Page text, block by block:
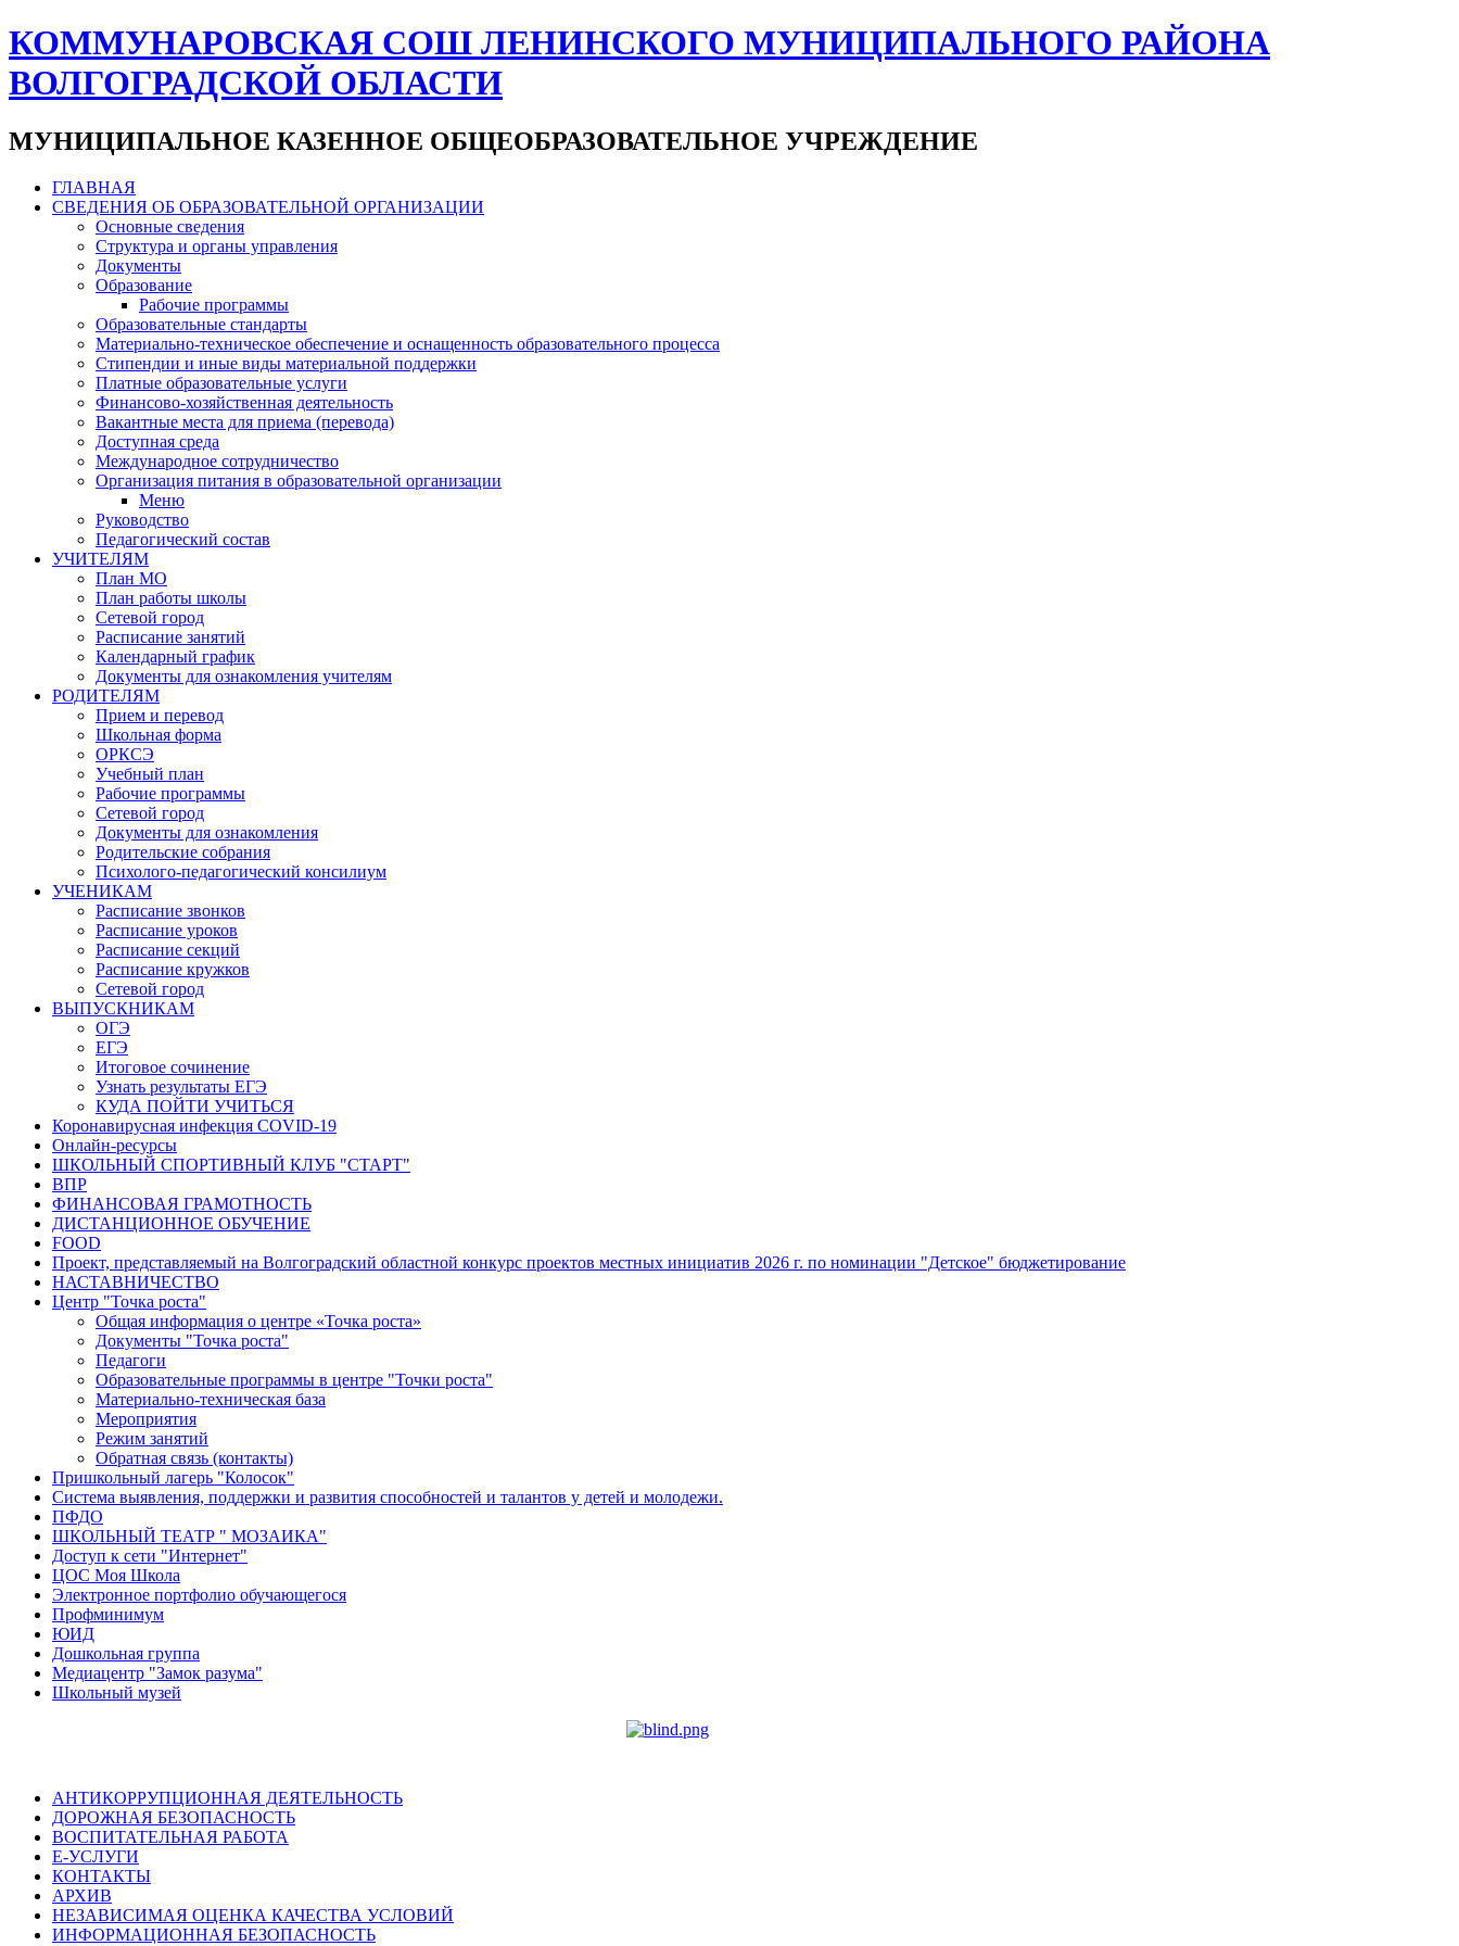
КОММУНАРОВСКАЯ СОШ ЛЕНИНСКОГО МУНИЦИПАЛЬНОГО РАЙОНА
ВОЛГОГРАДСКОЙ ОБЛАСТИ
МУНИЦИПАЛЬНОЕ КАЗЕННОЕ ОБЩЕОБРАЗОВАТЕЛЬНОЕ УЧРЕЖДЕНИЕ
ГЛАВНАЯ
СВЕДЕНИЯ ОБ ОБРАЗОВАТЕЛЬНОЙ ОРГАНИЗАЦИИ
Основные сведения
Структура и органы управления
Документы
Образование
Рабочие программы
Образовательные стандарты
Материально-техническое обеспечение и оснащенность образовательного процесса
Стипендии и иные виды материальной поддержки
Платные образовательные услуги
Финансово-хозяйственная деятельность
Вакантные места для приема (перевода)
Доступная среда
Международное сотрудничество
Организация питания в образовательной организации
Меню
Руководство
Педагогический состав
УЧИТЕЛЯМ
План МО
План работы школы
Сетевой город
Расписание занятий
Календарный график
Документы для ознакомления учителям
РОДИТЕЛЯМ
Прием и перевод
Школьная форма
ОРКСЭ
Учебный план
Рабочие программы
Сетевой город
Документы для ознакомления
Родительские собрания
Психолого-педагогический консилиум
УЧЕНИКАМ
Расписание звонков
Расписание уроков
Расписание секций
Расписание кружков
Сетевой город
ВЫПУСКНИКАМ
ОГЭ
ЕГЭ
Итоговое сочинение
Узнать результаты ЕГЭ
КУДА ПОЙТИ УЧИТЬСЯ
Коронавирусная инфекция COVID-19
Онлайн-ресурсы
ШКОЛЬНЫЙ СПОРТИВНЫЙ КЛУБ "СТАРТ"
ВПР
ФИНАНСОВАЯ ГРАМОТНОСТЬ
ДИСТАНЦИОННОЕ ОБУЧЕНИЕ
FOOD
Проект, представляемый на Волгоградский областной конкурс проектов местных инициатив 2026 г. по номинации "Детское" бюджетирование
НАСТАВНИЧЕСТВО
Центр "Точка роста"
Общая информация о центре «Точка роста»
Документы "Точка роста"
Педагоги
Образовательные программы в центре "Точки роста"
Материально-техническая база
Мероприятия
Режим занятий
Обратная связь (контакты)
Пришкольный лагерь "Колосок"
Система выявления, поддержки и развития способностей и талантов у детей и молодежи.
ПФДО
ШКОЛЬНЫЙ ТЕАТР " МОЗАИКА"
Доступ к сети "Интернет"
ЦОС Моя Школа
Электронное портфолио обучающегося
Профминимум
ЮИД
Дошкольная группа
Медиацентр "Замок разума"
Школьный музей
АНТИКОРРУПЦИОННАЯ ДЕЯТЕЛЬНОСТЬ
ДОРОЖНАЯ БЕЗОПАСНОСТЬ
ВОСПИТАТЕЛЬНАЯ РАБОТА
Е-УСЛУГИ
КОНТАКТЫ
АРХИВ
НЕЗАВИСИМАЯ ОЦЕНКА КАЧЕСТВА УСЛОВИЙ
ИНФОРМАЦИОННАЯ БЕЗОПАСНОСТЬ